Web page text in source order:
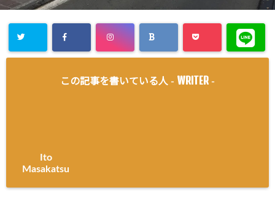
この記事を書いている人 - WRITER -
Ito
Masakatsu